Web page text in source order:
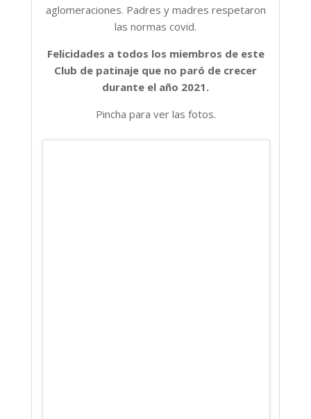
aglomeraciones. Padres y madres respetaron
las normas covid.
Felicidades a todos los miembros de este
Club de patinaje que no paró de crecer
durante el año 2021.
Pincha para ver las fotos.